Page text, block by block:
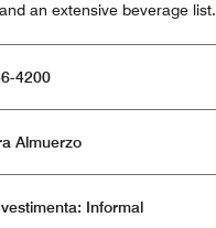
an extensive beverage list.
4200
Abierto para Almuerzo
Informal